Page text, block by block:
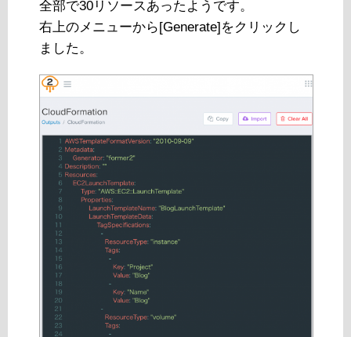
全部で30リソースあったようです。
右上のメニューから[Generate]をクリックし
ました。